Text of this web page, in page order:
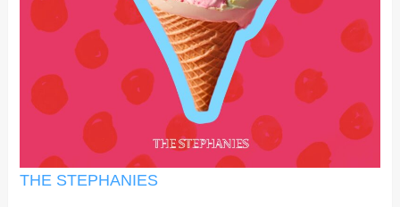
THE STEPHANIES